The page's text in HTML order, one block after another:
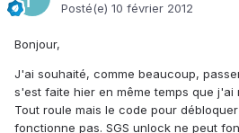
Posté(e) 10 février 2012
Bonjour,
J'ai souhaité, comme beaucoup,
s'est faite hier en même temps que j'ai
Tout roule mais le code pour
fonctionne pas. SGS unlock ne peut